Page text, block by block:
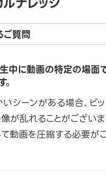
ご質問
中に動画の特定の場面
シーンがある場合、ビ
が乱れることがございま
動画を圧縮する必要が